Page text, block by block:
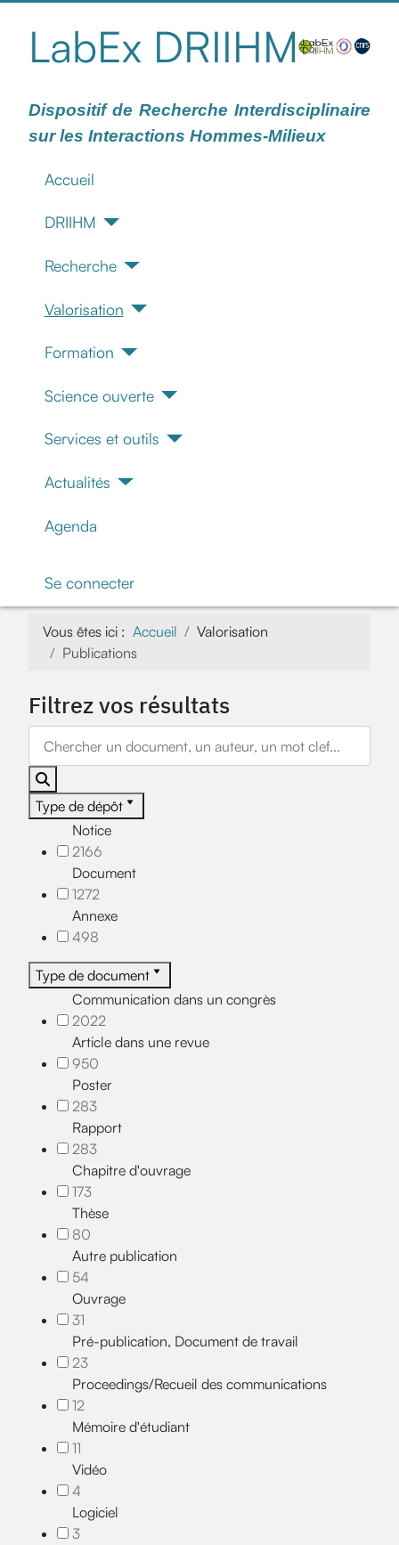
LabEx DRIIHM
Dispositif de Recherche Interdisciplinaire
sur les Interactions Hommes-Milieux
Accueil
DRIIHM
Recherche
Valorisation
Formation
Science ouverte
Services et outils
Actualités
Agenda
Se connecter
Vous êtes ici : Accueil
Valorisation
Publications
Filtrez vos résultats
Type de dépôt
Notice
2166
Document
1272
Annexe
498
Type de document
Communication dans un congrès
2022
Article dans une revue
950
Poster
283
Rapport
283
Chapitre d'ouvrage
173
Thèse
80
Autre publication
54
Ouvrage
31
Pré-publication, Document de travail
23
Proceedings/Recueil des communications
12
Mémoire d'étudiant
11
Vidéo
4
Logiciel
3